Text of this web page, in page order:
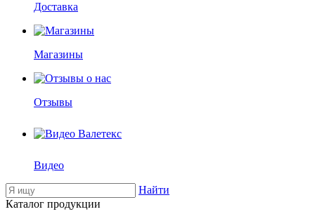
Доставка
Магазины
Отзывы
Видео
Найти
Каталог продукции